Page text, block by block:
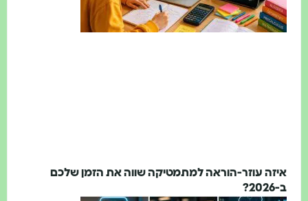
איזה עוזר-הוראה למתמטיקה שווה את הזמן שלכם